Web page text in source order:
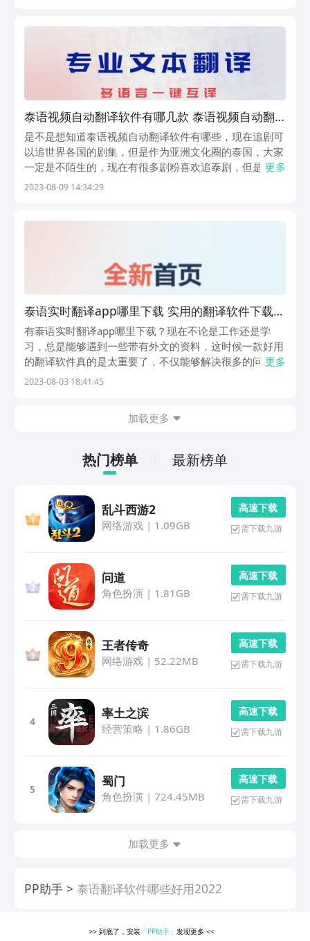
泰语视频自动翻译软件有哪几款 泰语视频自动翻
译软件推荐
是不是想知道泰语视频自动翻译软件有哪些，现在追剧可
以追世界各国的剧集，但是作为亚洲文化圈的泰国，大家
一定是不陌生的，现在有很多剧粉喜欢追泰剧，但是对于
很多的泰剧迷来说最大的阻碍就是语言，下面就为大家分
更多
2023-08-09 14:34:29
泰语实时翻译app哪里下载 实用的翻译软件下载分
享
有泰语实时翻译app哪里下载？现在不论是工作还是学
习，总是能够遇到一些带有外文的资料，这时候一款好用
的翻译软件真的是太重要了，不仅能够解决很多的问题，
从而也提高了大家的工作学习效率，可能很多的伙伴还没
更多
2023-08-03 18:41:45
加载更多
热门榜单 最新榜单
乱斗西游2
网络游戏| 1.09GB
高 速 下 载
需下载九游
问道
角色扮演 | 1.81GB
高 速 下 载
需下载九游
王者传奇
网络游戏| 52.22MB
高 速 下 载
需下载九游
4
率土之滨
经营策略 | 1.86GB
高 速 下 载
需下载九游
5
蜀门
角色扮演 | 724.45MB
高 速 下 载
需下载九游
加载更多
PP助手 泰语翻译软件哪些好用2022
>> 到底了，安装 「PP助手」 发现更多<<